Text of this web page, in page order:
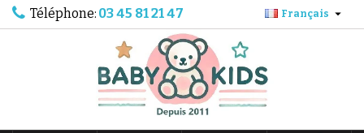
Téléphone: 03 45 81 21 47 Français 